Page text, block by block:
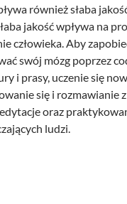
również słaba
jakość wpływa na
człowieka. Aby
swój mózg poprzez
i prasy, uczenie się
się i rozmawianie
oraz
ludzi.